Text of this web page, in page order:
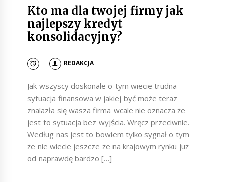
Kto ma dla twojej firmy jak
najlepszy kredyt
konsolidacyjny?
REDAKCJA
Jak wszyscy doskonale o tym wiecie trudna
sytuacja finansowa w jakiej być może teraz
znalazła się wasza firma wcale nie oznacza że
jest to sytuacja bez wyjścia. Wręcz przeciwnie.
Według nas jest to bowiem tylko sygnał o tym
że nie wiecie jeszcze że na krajowym rynku już
od naprawdę bardzo […]